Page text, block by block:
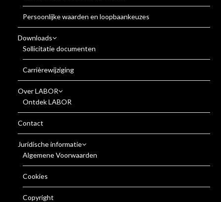
Persoonlijke waarden en loopbaankeuzes
Downloads
Sollicitatie documenten
Carrièrewijziging
Over LABOR
Ontdek LABOR
Contact
Juridische informatie
Algemene Voorwaarden
Cookies
Copyright